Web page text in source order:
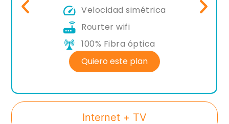
Internet + TV
Velocidad simétrica
Rourter wifi
100% Fibra óptica
Quiero este plan